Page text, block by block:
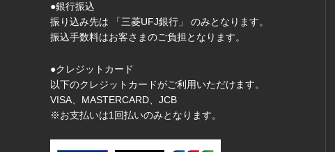
●銀行振込
振り込み先は 「三菱UFJ銀行」 のみとなります。
振込手数料はお客さまのご負担となります。
●クレジットカード
以下のクレジットカードがご利用いただけます。
VISA、MASTERCARD、JCB
※お支払いは1回払いのみとなります。